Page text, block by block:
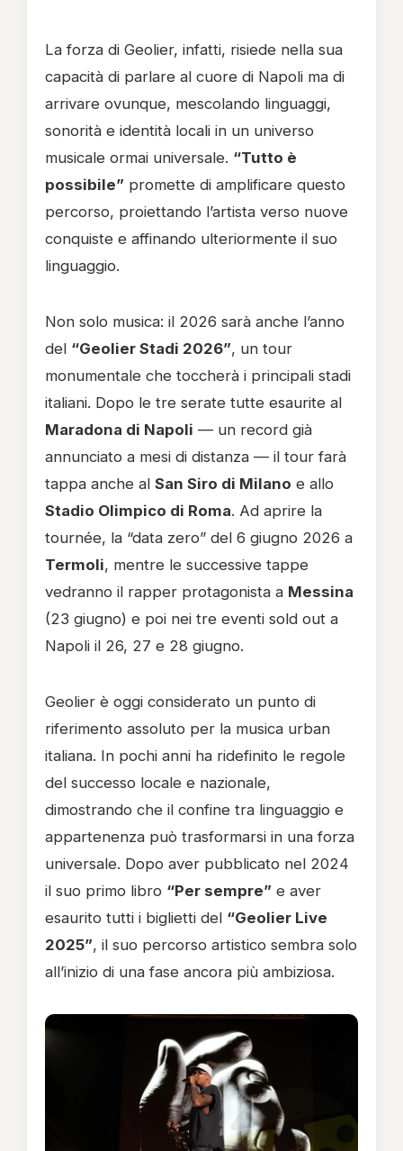
La forza di Geolier, infatti, risiede nella sua
capacità di parlare al cuore di Napoli ma di
arrivare ovunque, mescolando linguaggi,
sonorità e identità locali in un universo
musicale ormai universale. “Tutto è
possibile” promette di amplificare questo
percorso, proiettando l’artista verso nuove
conquiste e affinando ulteriormente il suo
linguaggio.
Non solo musica: il 2026 sarà anche l’anno
del “Geolier Stadi 2026”, un tour
monumentale che toccherà i principali stadi
italiani. Dopo le tre serate tutte esaurite al
Maradona di Napoli — un record già
annunciato a mesi di distanza — il tour farà
tappa anche al San Siro di Milano e allo
Stadio Olimpico di Roma. Ad aprire la
tournée, la “data zero” del 6 giugno 2026 a
Termoli, mentre le successive tappe
vedranno il rapper protagonista a Messina
(23 giugno) e poi nei tre eventi sold out a
Napoli il 26, 27 e 28 giugno.
Geolier è oggi considerato un punto di
riferimento assoluto per la musica urban
italiana. In pochi anni ha ridefinito le regole
del successo locale e nazionale,
dimostrando che il confine tra linguaggio e
appartenenza può trasformarsi in una forza
universale. Dopo aver pubblicato nel 2024
il suo primo libro “Per sempre” e aver
esaurito tutti i biglietti del “Geolier Live
2025”, il suo percorso artistico sembra solo
all’inizio di una fase ancora più ambiziosa.